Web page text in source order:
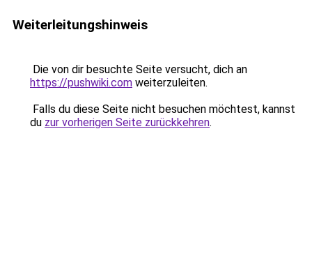
Weiterleitungshinweis
Die von dir besuchte Seite versucht, dich an
https://pushwiki.com weiterzuleiten.
Falls du diese Seite nicht besuchen möchtest, kannst
du zur vorherigen Seite zurückkehren.